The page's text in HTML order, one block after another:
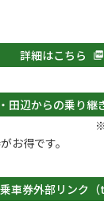
詳細はこちら
田辺からの乗り継
の直
お得です。
車券外部リンク（